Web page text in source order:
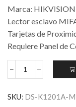
Marca:
Lector esclavo
Tarjetas de
Requiere Panel de
SKU: DS-K1201A-